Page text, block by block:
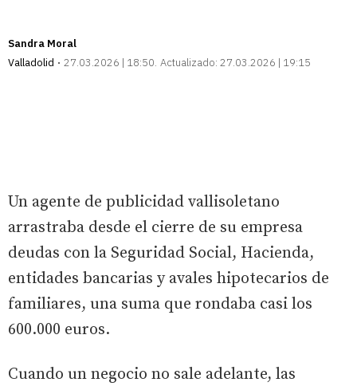
Sandra Moral
Valladolid
27.03.2026 | 18:50 Actualizado: 27.03.2026 | 19:15
Un agente de publicidad vallisoletano
arrastraba desde el cierre de su empresa
deudas con la Seguridad Social, Hacienda,
entidades bancarias y avales hipotecarios de
familiares, una suma que rondaba casi los
600.000 euros.
Cuando un negocio no sale adelante, las